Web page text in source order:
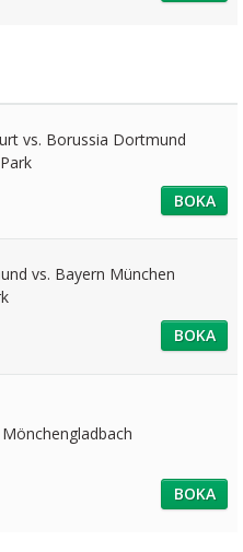
vs. Borussia Dortmund
BOKA
vs. Bayern München
BOKA
BOKA